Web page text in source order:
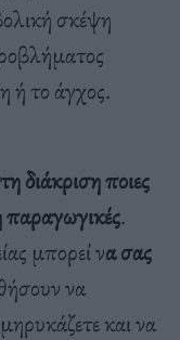
σκέψη
ή το άγχος.
διάκριση ποιες
παραγωγικές.
μπορεί να σας
να
και να